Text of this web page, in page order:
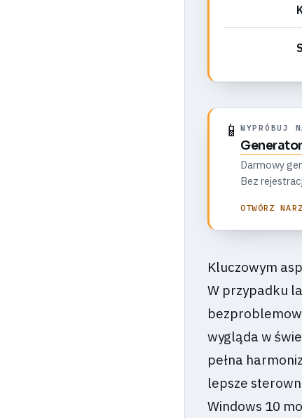
📱 WYPRÓBUJ
Darmowy
Bez
OTWÓRZ
Kluczowym
W przypadku
wygląda w
pełna
lepsze
Windows 10